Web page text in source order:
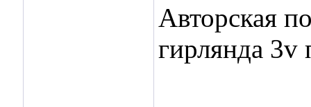
Авторская
гирлянда 3v